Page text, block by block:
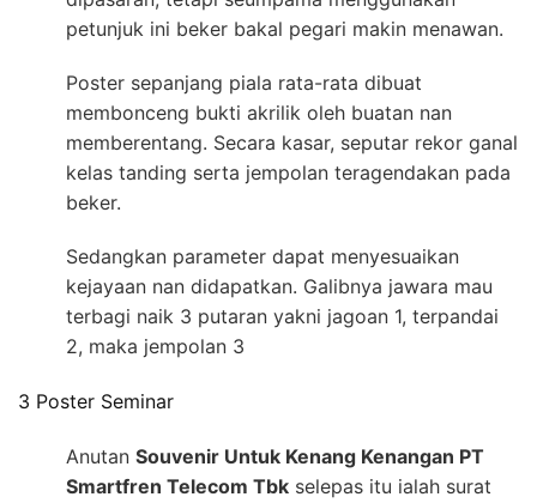
petunjuk ini beker bakal pegari makin menawan.
Poster sepanjang piala rata-rata dibuat
membonceng bukti akrilik oleh buatan nan
memberentang. Secara kasar, seputar rekor ganal
kelas tanding serta jempolan teragendakan pada
beker.
Sedangkan parameter dapat menyesuaikan
kejayaan nan didapatkan. Galibnya jawara mau
terbagi naik 3 putaran yakni jagoan 1, terpandai
2, maka jempolan 3
3 Poster Seminar
Anutan Souvenir Untuk Kenang Kenangan PT
Smartfren Telecom Tbk selepas itu ialah surat